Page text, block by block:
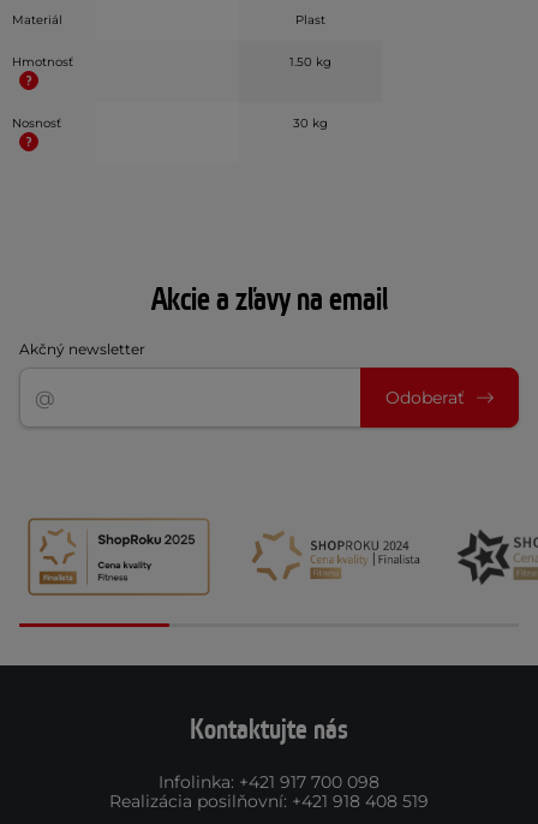
Materiál Plast
Hmotnosť 1.50 kg
Nosnosť 30 kg
Akcie a zľavy na email
Akčný newsletter
Odoberať
Kontaktujte nás
Infolinka: +421 917 700 098
Realizácia posilňovní: +421 918 408 519